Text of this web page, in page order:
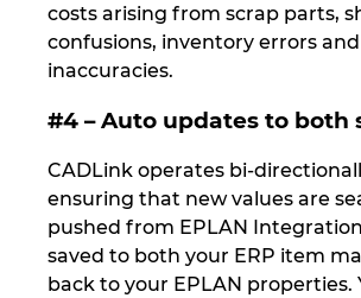
costs arising from scrap parts,
confusions, inventory errors
inaccuracies.
#4 – Auto updates to both
CADLink operates bi-
ensuring that new values are
pushed from EPLAN
saved to both your ERP item
back to your EPLAN properties.
Sweden
Switzerland
Turkey
Ukraine